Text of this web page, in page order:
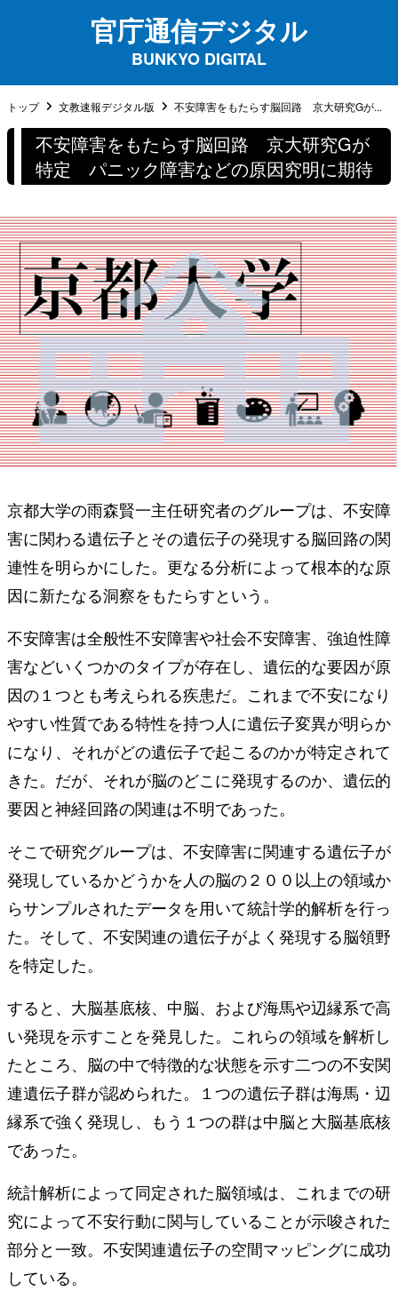
官庁通信デジタル
BUNKYO DIGITAL
トップ 文教速報デジタル版 不安障害をもたらす脳回路 京大研究Gが...
不安障害をもたらす脳回路 京大研究Gが
特定 パニック障害などの原因究明に期待
京都⼤学の⾬森賢⼀主任研究者のグループは、不安障
害に関わる遺伝⼦とその遺伝⼦の発現する脳回路の関
連性を明らかにした。更なる分析によって根本的な原
因に新たなる洞察をもたらすという。
不安障害は全般性不安障害や社会不安障害、強迫性障
害などいくつかのタイプが存在し、遺伝的な要因が原
因の１つとも考えられる疾患だ。これまで不安になり
やすい性質である特性を持つ人に遺伝子変異が明らか
になり、それがどの遺伝子で起こるのかが特定されて
きた。だが、それが脳のどこに発現するのか、遺伝的
要因と神経回路の関連は不明であった。
そこで研究グループは、不安障害に関連する遺伝⼦が
発現しているかどうかを人の脳の２００以上の領域か
らサンプルされたデータを⽤いて統計学的解析を⾏っ
た。そして、不安関連の遺伝⼦がよく発現する脳領野
を特定した。
すると、⼤脳基底核、中脳、および海⾺や辺縁系で⾼
い発現を⽰すことを発見した。これらの領域を解析し
たところ、脳の中で特徴的な状態を⽰す二つの不安関
連遺伝⼦群が認められた。１つの遺伝⼦群は海⾺・辺
縁系で強く発現し、もう１つの群は中脳と⼤脳基底核
であった。
統計解析によって同定された脳領域は、これまでの研
究によって不安⾏動に関与していることが⽰唆された
部分と⼀致。不安関連遺伝⼦の空間マッピングに成功
している。